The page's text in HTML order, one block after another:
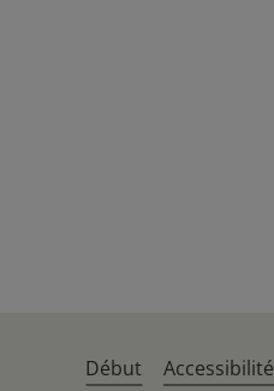
Début Accessibilité